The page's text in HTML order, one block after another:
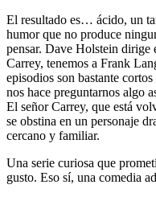
El resultado es… ácido, un
humor que no produce
pensar. Dave Holstein dirige
Carrey, tenemos a Frank
episodios son bastante
nos hace preguntarnos algo
El señor Carrey, que está
se obstina en un personaje
cercano y familiar.
Una serie curiosa que
gusto. Eso sí, una comedia